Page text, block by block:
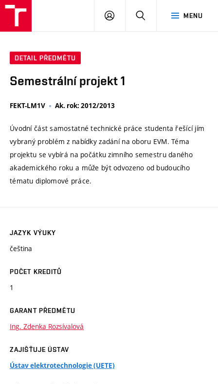
MENU
PŘIHLÁSIT
DETAIL PŘEDMĚTU
Semestrální projekt 1
FEKT-LM1V Ak. rok: 2012/2013
Úvodní část samostatné technické práce studenta řešící jím
vybraný problém z nabídky zadání na oboru EVM. Téma
projektu se vybírá na počátku zimního semestru daného
akademického roku a může být odvozeno od budoucího
tématu diplomové práce.
JAZYK VÝUKY
čeština
POČET KREDITŮ
1
GARANT PŘEDMĚTU
Ing. Zdenka Rozsívalová
ZAJIŠŤUJE ÚSTAV
Ústav elektrotechnologie (UETE)